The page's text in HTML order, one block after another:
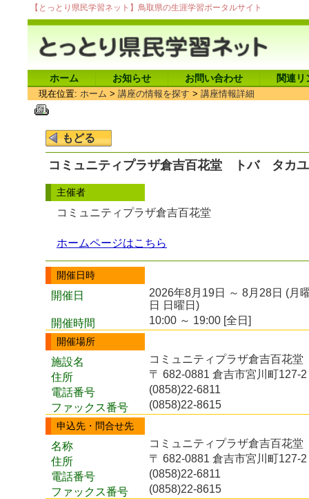
【とっとり県民学習ネット】鳥取県の生涯学習ポータルサイト
ホーム お知らせ お問い合わせ 関連リ
現在位置: ホーム > 講座の情報を探す > 講座情報詳細
コミュニティプラザ倉吉百花堂 トバ タカ
主催者
コミュニティプラザ倉吉百花堂
ホームページはこちら
開催日時
開催日
2026年8月19日 ～ 8月28日 (月
日 日曜日)
開催時間
10:00 ～ 19:00 [全日]
開催場所
施設名
コミュニティプラザ倉吉百花
住所
〒 682-0881 倉吉市宮川町127-2
電話番号
(0858)22-6811
ファックス番号
(0858)22-8615
申込先・問合せ先
名称
コミュニティプラザ倉吉百花
住所
〒 682-0881 倉吉市宮川町127-2
電話番号
(0858)22-6811
ファックス番号
(0858)22-8615